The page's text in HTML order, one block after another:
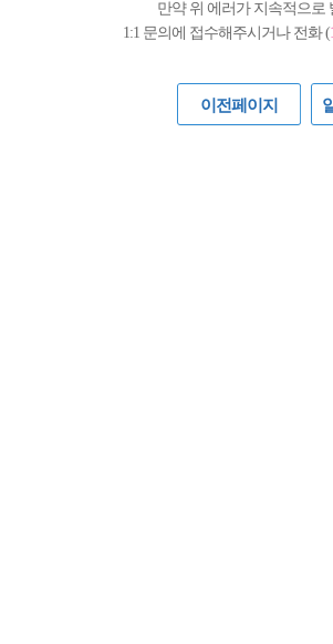
만약 위 에러가 지속적으로
1:1 문의에 접수해주시거나 전화 (
이전페이지